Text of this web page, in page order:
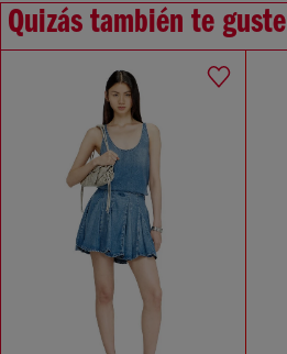
Quizás también te guste